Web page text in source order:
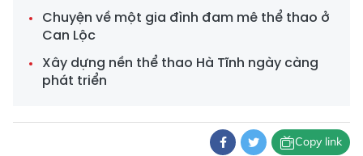
Chuyện về một gia đình đam mê thể thao ở
Can Lộc
Xây dựng nền thể thao Hà Tĩnh ngày càng
phát triển
Copy link